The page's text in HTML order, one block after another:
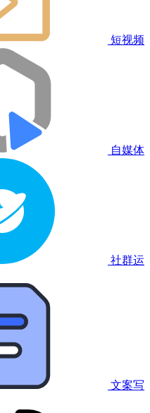
短视频
自媒体
社群运
文案写